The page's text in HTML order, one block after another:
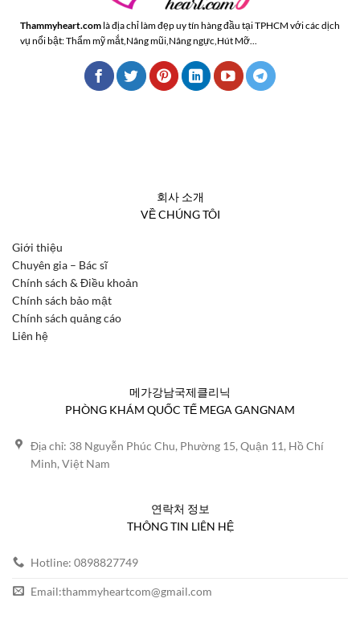
Thammyheart.com là địa chỉ làm đẹp uy tín hàng đầu tại TPHCM với các dịch
vụ nổi bật: Thẩm mỹ mắt,Nâng mũi,Nâng ngực,Hút Mỡ...
회사 소개
VỀ CHÚNG TÔI
Giới thiệu
Chuyên gia – Bác sĩ
Chính sách & Điều khoản
Chính sách bảo mật
Chính sách quảng cáo
Liên hệ
메가강남국제클리닉
PHÒNG KHÁM QUỐC TẾ MEGA GANGNAM
Địa chỉ: 38 Nguyễn Phúc Chu, Phường 15, Quận 11, Hồ Chí
Minh, Việt Nam
연락처 정보
THÔNG TIN LIÊN HỆ
Hotline: 0898827749
Email:thammyheartcom@gmail.com